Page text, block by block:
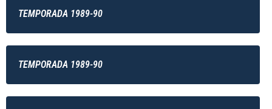
TEMPORADA 1989-90
TEMPORADA 1989-90